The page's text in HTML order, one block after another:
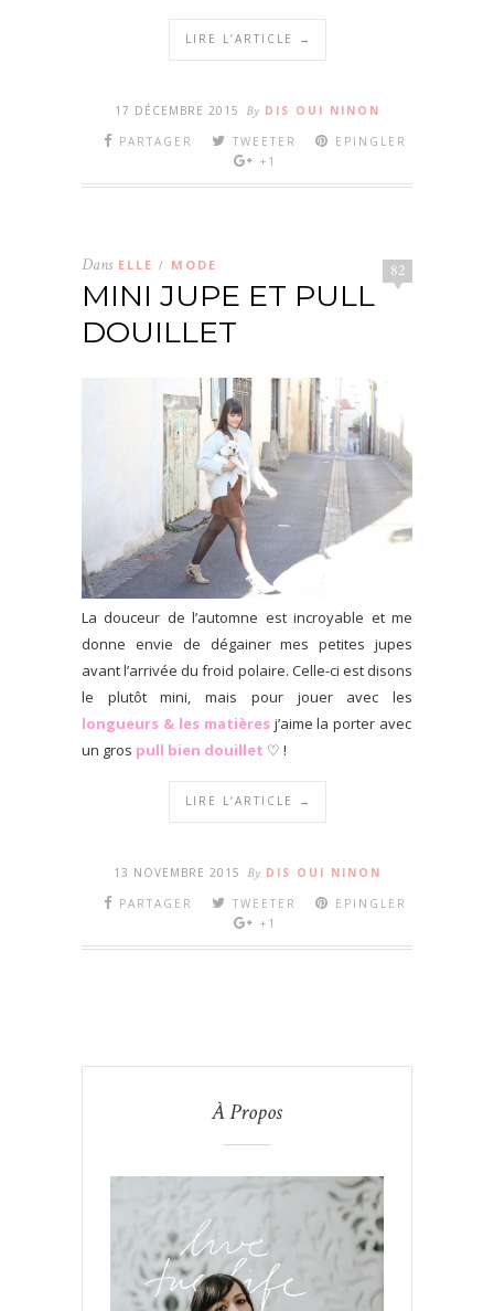
LIRE L’ARTICLE →
17 DÉCEMBRE 2015 By DIS OUI NINON
PARTAGER
TWEETER
EPINGLER
+1
82
Dans ELLE / MODE
MINI JUPE ET PULL
DOUILLET
La douceur de l’automne est incroyable et me
donne envie de dégainer mes petites jupes
avant l’arrivée du froid polaire. Celle-ci est disons
le plutôt mini, mais pour jouer avec les
longueurs & les matièresj’aime la porter avec
un gros pull bien douillet ♡ !
LIRE L’ARTICLE →
13 NOVEMBRE 2015 By DIS OUI NINON
PARTAGER
TWEETER
EPINGLER
+1
À Propos